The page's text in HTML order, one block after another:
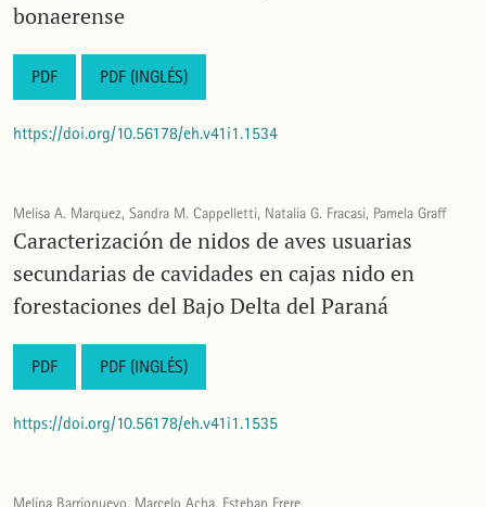
bonaerense
PDF PDF (INGLÉS)
https://doi.org/10.56178/eh.v41i1.1534
Melisa A. Marquez, Sandra M. Cappelletti, Natalia G. Fracasi, Pamela Graff
Caracterización de nidos de aves usuarias
secundarias de cavidades en cajas nido en
forestaciones del Bajo Delta del Paraná
PDF PDF (INGLÉS)
https://doi.org/10.56178/eh.v41i1.1535